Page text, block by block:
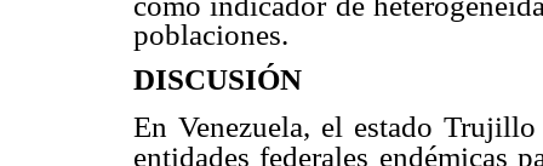
poblaciones.
DISCUSIÓN
En Venezuela, el estado
entidades federales endémicas